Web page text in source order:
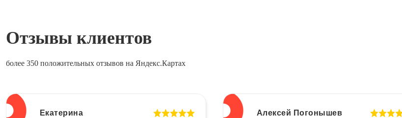
Отзывы клиентов
более 350 положительных отзывов на Яндекс.Картах
Екатерина Алексей Погонышев